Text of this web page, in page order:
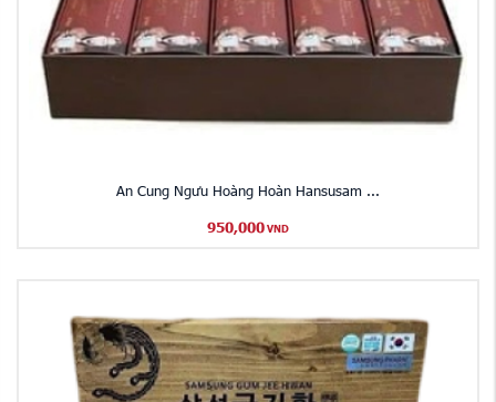
An Cung Ngưu Hoàng Hoàn Hansusam ...
950,000 VND